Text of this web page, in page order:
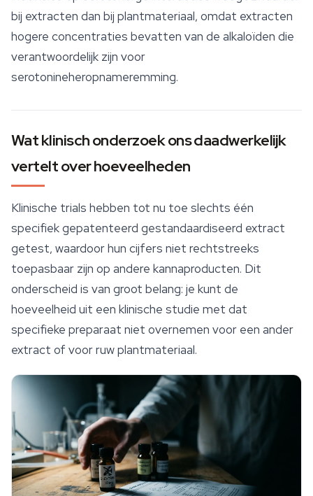
bij extracten dan bij plantmateriaal, omdat extracten
hogere concentraties bevatten van de alkaloïden die
verantwoordelijk zijn voor
serotonineheropnameremming.
Wat klinisch onderzoek ons daadwerkelijk
vertelt over hoeveelheden
Klinische trials hebben tot nu toe slechts één
specifiek gepatenteerd gestandaardiseerd extract
getest, waardoor hun cijfers niet rechtstreeks
toepasbaar zijn op andere kannaproducten. Dit
onderscheid is van groot belang: je kunt de
hoeveelheid uit een klinische studie met dat
specifieke preparaat niet overnemen voor een ander
extract of voor ruw plantmateriaal.